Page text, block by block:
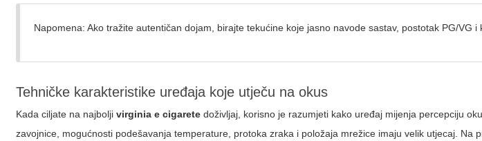
Napomena: Ako tražite autentičan dojam, birajte tekućine koje jasno navode sastav, postotak PG/VG
Tehničke karakteristike uređaja koje utječu na okus
Kada ciljate na najboljivirginia e cigarete doživljaj, korisno je razumjeti kako uređaj mijenja percepciju
zavojnice, mogućnosti podešavanja temperature, protoka zraka i položaja mrežice imaju velik utjecaj. Na